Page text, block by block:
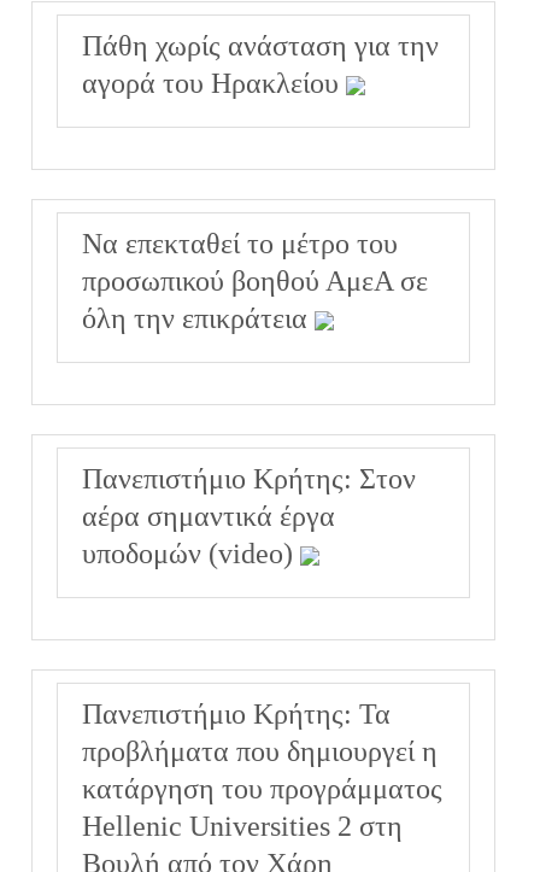
Πάθη χωρίς ανάσταση για την
αγορά του Ηρακλείου
Να επεκταθεί το μέτρο του
προσωπικού βοηθού ΑμεΑ σε
όλη την επικράτεια
Πανεπιστήμιο Κρήτης: Στον
αέρα σημαντικά έργα
υποδομών (video)
Πανεπιστήμιο Κρήτης: Τα
προβλήματα που δημιουργεί η
κατάργηση του προγράμματος
Hellenic Universities 2 στη
Βουλή από τον Χάρη